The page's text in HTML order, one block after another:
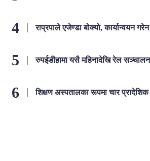
राप्रपाले एजेण्डा बोक्यो, कार्यान्वयन
रुपईडीहामा यसै महिनादेखि रेल
शिक्षण अस्पतालका रूपमा चार